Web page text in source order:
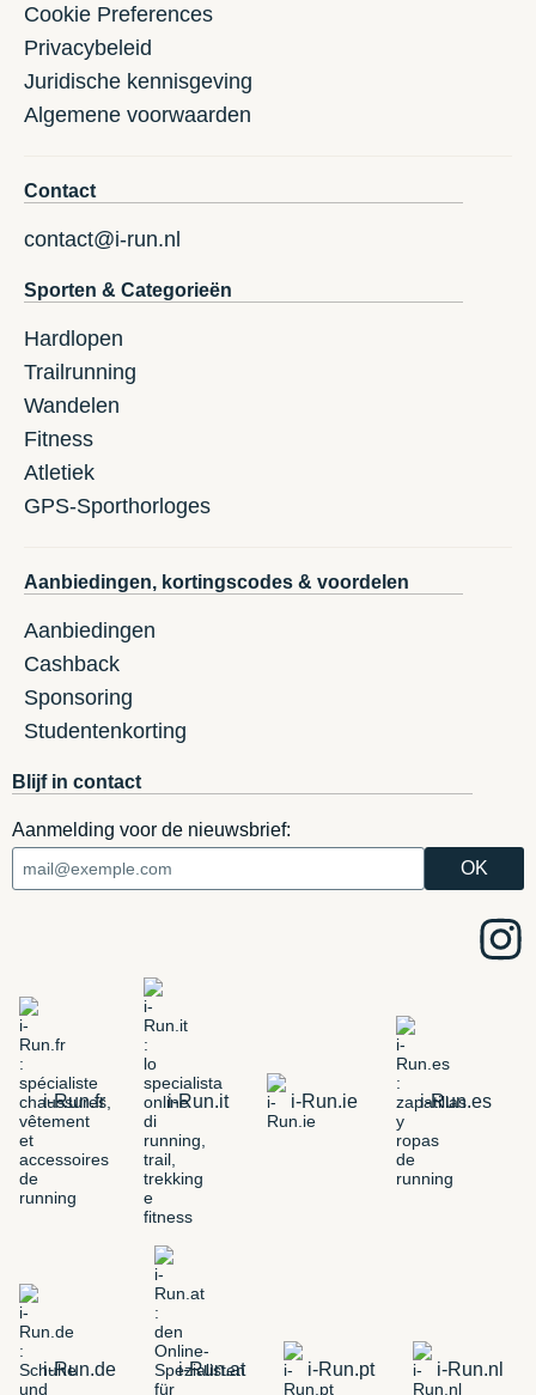
Cookie Preferences
Privacybeleid
Juridische kennisgeving
Algemene voorwaarden
Contact
contact@i-run.nl
Sporten & Categorieën
Hardlopen
Trailrunning
Wandelen
Fitness
Atletiek
GPS-Sporthorloges
Aanbiedingen, kortingscodes & voordelen
Aanbiedingen
Cashback
Sponsoring
Studentenkorting
Blijf in contact
Aanmelding voor de nieuwsbrief:
i-Run.fr i-Run.it i-Run.ie i-Run.es
i-Run.de i-Run.at i-Run.pt i-Run.nl